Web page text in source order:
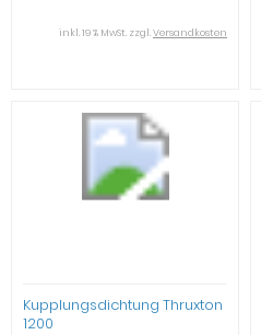
inkl. 19 % MwSt. zzgl.Versandkosten
Kupplungsdichtung Thruxton
1200